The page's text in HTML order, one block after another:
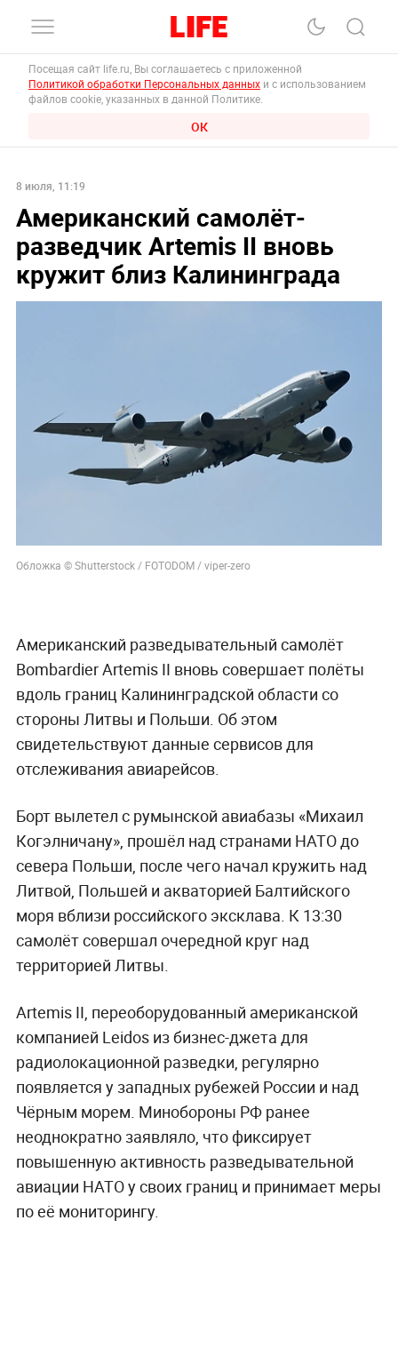
Посещая сайт life.ru, Вы соглашаетесь с приложенной
Политикой обработки Персональных данных и с использованием
файлов cookie, указанных в данной Политике.
ОК
8 июля, 11:19
Американский самолёт-
разведчик Artemis II вновь
кружит близ Калининграда
Обложка © Shutterstock / FOTODOM / viper-zero
Американский разведывательный самолёт
Bombardier Artemis II вновь совершает полёты
вдоль границ Калининградской области со
стороны Литвы и Польши. Об этом
свидетельствуют данные сервисов для
отслеживания авиарейсов.
Борт вылетел с румынской авиабазы «Михаил
Когэлничану», прошёл над странами НАТО до
севера Польши, после чего начал кружить над
Литвой, Польшей и акваторией Балтийского
моря вблизи российского эксклава. К 13:30
самолёт совершал очередной круг над
территорией Литвы.
Artemis II, переоборудованный американской
компанией Leidos из бизнес-джета для
радиолокационной разведки, регулярно
появляется у западных рубежей России и над
Чёрным морем. Минобороны РФ ранее
неоднократно заявляло, что фиксирует
повышенную активность разведывательной
авиации НАТО у своих границ и принимает меры
по её мониторингу.